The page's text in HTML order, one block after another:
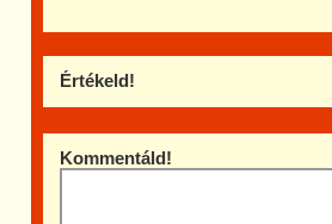
Értékeld!
Kommentáld!